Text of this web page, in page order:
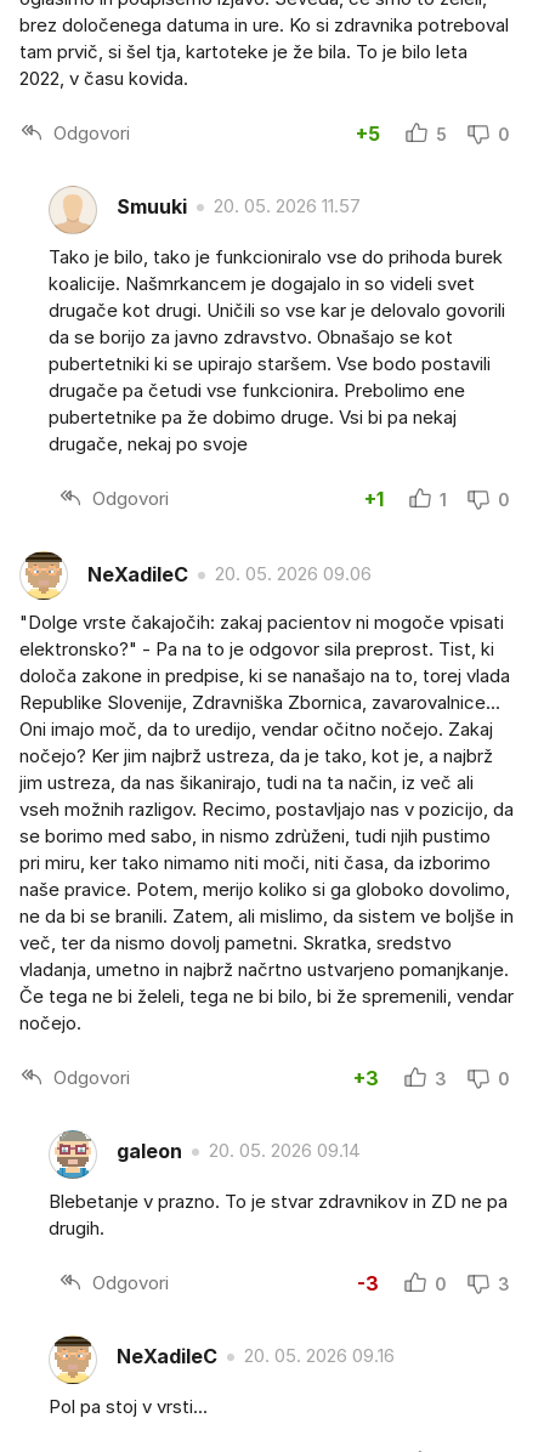
brez določenega datuma in ure. Ko si zdravnika potreboval
tam prvič, si šel tja, kartoteke je že bila. To je bilo leta
2022, v času kovida.
Odgovori +5 5 0
Smuuki 20. 05. 2026 11.57
Tako je bilo, tako je funkcioniralo vse do prihoda burek
koalicije. Našmrkancem je dogajalo in so videli svet
drugače kot drugi. Uničili so vse kar je delovalo govorili
da se borijo za javno zdravstvo. Obnašajo se kot
pubertetniki ki se upirajo staršem. Vse bodo postavili
drugače pa četudi vse funkcionira. Prebolimo ene
pubertetnike pa že dobimo druge. Vsi bi pa nekaj
drugače, nekaj po svoje
Odgovori +1 1 0
NeXadileC 20. 05. 2026 09.06
"Dolge vrste čakajočih: zakaj pacientov ni mogoče vpisati
elektronsko?" - Pa na to je odgovor sila preprost. Tist, ki
določa zakone in predpise, ki se nanašajo na to, torej vlada
Republike Slovenije, Zdravniška Zbornica, zavarovalnice...
Oni imajo moč, da to uredijo, vendar očitno nočejo. Zakaj
nočejo? Ker jim najbrž ustreza, da je tako, kot je, a najbrž
jim ustreza, da nas šikanirajo, tudi na ta način, iz več ali
vseh možnih razligov. Recimo, postavljajo nas v pozicijo, da
se borimo med sabo, in nismo zdrùženi, tudi njih pustimo
pri miru, ker tako nimamo niti moči, niti časa, da izborimo
naše pravice. Potem, merijo koliko si ga globoko dovolimo,
ne da bi se branili. Zatem, ali mislimo, da sistem ve boljše in
več, ter da nismo dovolj pametni. Skratka, sredstvo
vladanja, umetno in najbrž načrtno ustvarjeno pomanjkanje.
Če tega ne bi želeli, tega ne bi bilo, bi že spremenili, vendar
nočejo.
Odgovori +3 3 0
galeon 20. 05. 2026 09.14
Blebetanje v prazno. To je stvar zdravnikov in ZD ne pa
drugih.
Odgovori -3 0 3
NeXadileC 20. 05. 2026 09.16
Pol pa stoj v vrsti...